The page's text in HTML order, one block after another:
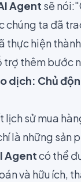
Agent sẽ
chúng ta đã
thực hiện
trợ thêm bước
dịch: Chủ
lịch sử mua
là những sản
Agentcó thể
và hữu ích,